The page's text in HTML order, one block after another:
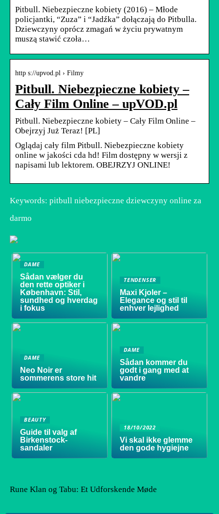
Pitbull. Niebezpieczne kobiety (2016) – Młode
policjantki, “Zuza” i “Jadźka” dołączają do Pitbulla.
Dziewczyny oprócz zmagań w życiu prywatnym
muszą stawić czoła…
http s://upvod.pl › Filmy
Pitbull. Niebezpieczne kobiety –
Cały Film Online – upVOD.pl
Pitbull. Niebezpieczne kobiety – Cały Film Online –
Obejrzyj Już Teraz! [PL]
Oglądaj cały film Pitbull. Niebezpieczne kobiety
online w jakości cda hd! Film dostępny w wersji z
napisami lub lektorem. OBEJRZYJ ONLINE!
Keywords: pitbull niebezpieczne dziewczyny online za
darmo
DAME
Sådan vælger du
den rette optiker i
København: Stil,
sundhed og hverdag
i fokus
TENDENSER
Maxi Kjoler –
Elegance og stil til
enhver lejlighed
DAME
Neo Noir er
sommerens store hit
DAME
Sådan kommer du
godt i gang med at
vandre
BEAUTY
Guide til valg af
Birkenstock-
sandaler
18/10/2022
Vi skal ikke glemme
den gode hygiejne
Rune Klan og Tabu: Et Udforskende Møde